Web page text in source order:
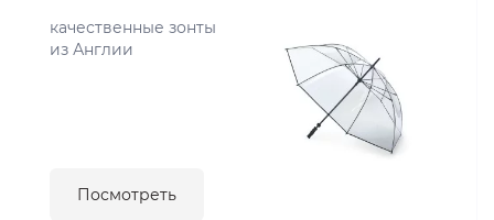
качественные зонты
из Англии
Посмотреть